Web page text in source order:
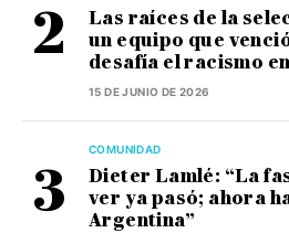
Las raíces de la
un equipo que
desafía el racismo
15 DE JUNIO DE 2026
COMUNIDAD
Dieter Lamlé: “La
ver ya pasó; ahora
Argentina”